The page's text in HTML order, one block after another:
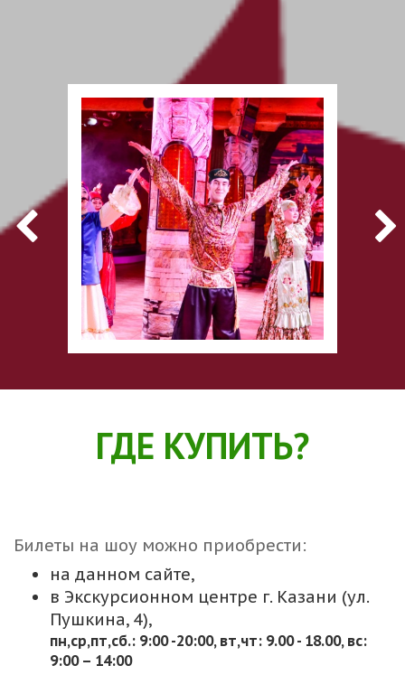
ГДЕ КУПИТЬ?
Билеты на шоу можно приобрести:
на данном сайте,
в Экскурсионном центре г. Казани (ул.
Пушкина, 4),
пн,cр,пт,сб.: 9:00 -20:00, вт,чт: 9.00 - 18.00, вс:
9:00 – 14:00